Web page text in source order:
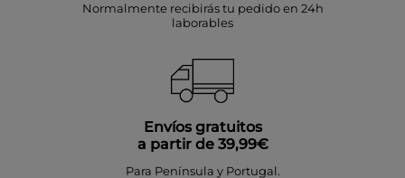
Normalmente recibirás tu pedido en 24h
laborables
Envíos gratuitos
a partir de 39,99€
Para Península y Portugal.